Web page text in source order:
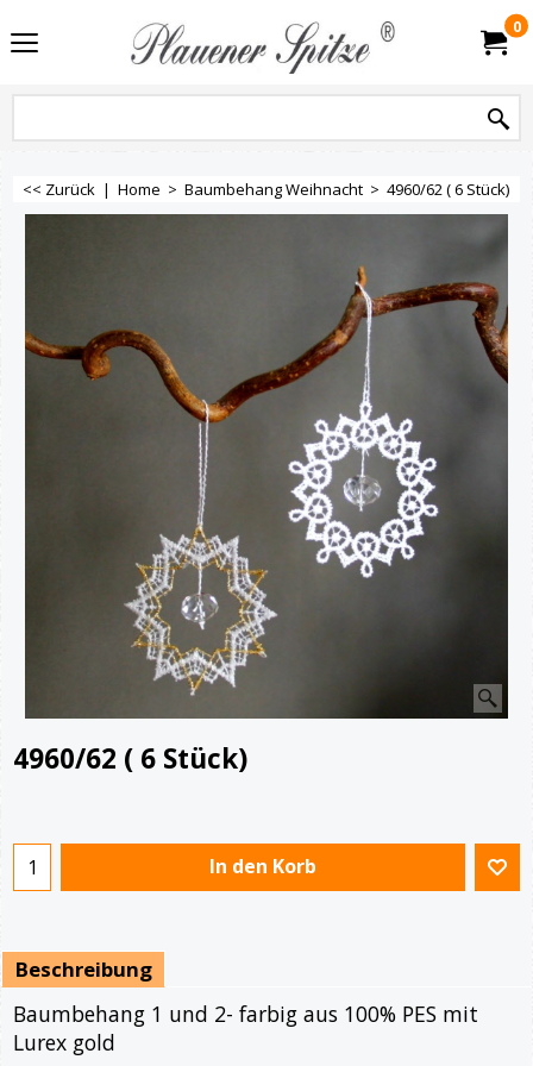
0
<< Zurück | Home > Baumbehang Weihnacht > 4960/62 ( 6 Stück)
4960/62 ( 6 Stück)
In den Korb
Beschreibung
Baumbehang 1 und 2- farbig aus 100% PES mit
Lurex gold